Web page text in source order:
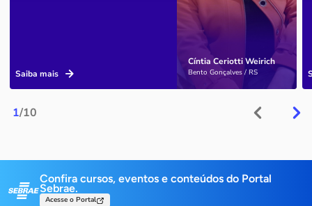
1/10
Cíntia Ceriotti Weirich
Bento Gonçalves / RS
Saiba mais
Confira cursos, eventos e conteúdos do Portal
Sebrae.
Acesse o Portal